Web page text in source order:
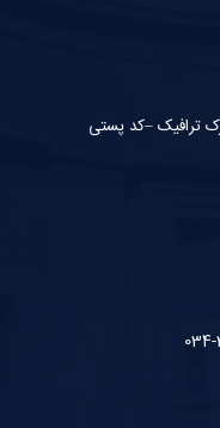
ترافیک –کد پستی